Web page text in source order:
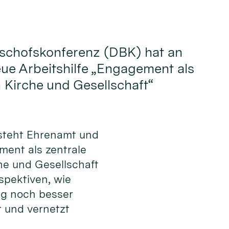
(DBK) hat an
Arbeitshilfe „Engagement als
und Gesellschaft“
Ehrenamt und
als zentrale
und Gesellschaft
wie
noch besser
und vernetzt